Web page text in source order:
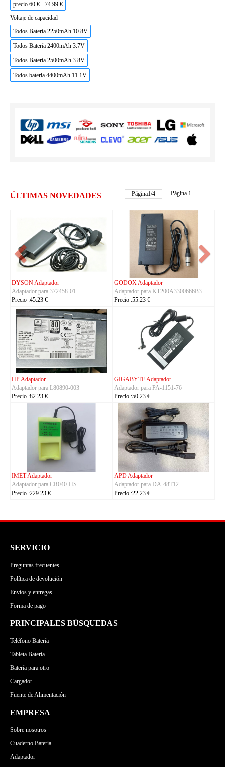
precio 60 € - 74.99 €
Voltaje de capacidad
Todos Batería 2250mAh 10.8V
Todos Batería 2400mAh 3.7V
Todos Batería 2500mAh 3.8V
Todos bateria 4400mAh 11.1V
ÚLTIMAS NOVEDADES Página1/4 Página 1
FSP Adaptador
Adaptador para FSP330-ACAU3
Precio :164.23 €
HUAWEI Adaptador
Adaptador para S190126D1D
Precio :40.23 €
TRIMBLE Adaptador
Adaptador para
Charger_Dual_Battery_Slot
Precio :149.23 €
ASUS Adaptador
Adaptador para A14-150P1A
Precio :42.23 €
ASUS Adaptador
Adaptador para ADP-380AB_B
Precio :86.23 €
OLYMPUS Adaptador
Adaptador para CH4000
Precio :100.23 €
SERVICIO
Preguntas frecuentes
Política de devolución
Envíos y entregas
Forma de pago
PRINCIPALES BÚSQUEDAS
Teléfono Batería
Tableta Batería
Batería para otro
Cargador
Fuente de Alimentación
EMPRESA
Sobre nosotros
Cuaderno Batería
Adaptador